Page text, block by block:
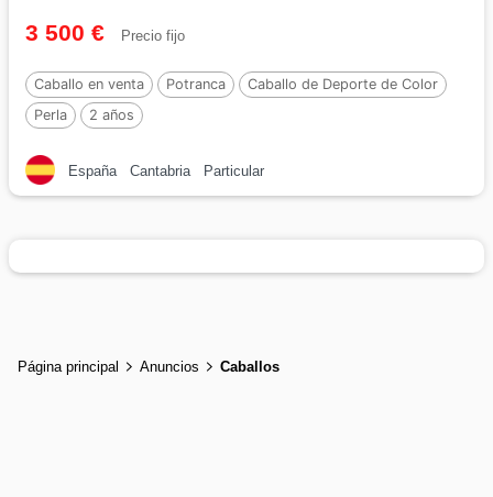
3 500 € Precio fijo
Caballo en venta Potranca
Caballo de Deporte de Color
Perla
2 años
España Cantabria Particular
Página principal Anuncios Caballos